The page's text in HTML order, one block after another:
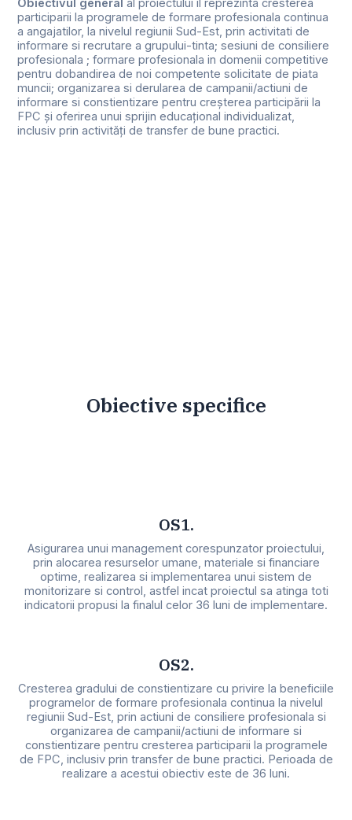
Obiectivul general al proiectului il reprezinta cresterea
participarii la programele de formare profesionala continua
a angajatilor, la nivelul regiunii Sud-Est, prin activitati de
informare si recrutare a grupului-tinta; sesiuni de consiliere
profesionala ; formare profesionala in domenii competitive
pentru dobandirea de noi competente solicitate de piata
muncii; organizarea si derularea de campanii/actiuni de
informare si constientizare pentru creșterea participării la
FPC și oferirea unui sprijin educațional individualizat,
inclusiv prin activități de transfer de bune practici.
Obiective specifice
OS1.
Asigurarea unui management corespunzator proiectului,
prin alocarea resurselor umane, materiale si financiare
optime, realizarea si implementarea unui sistem de
monitorizare si control, astfel incat proiectul sa atinga toti
indicatorii propusi la finalul celor 36 luni de implementare.
OS2.
Cresterea gradului de constientizare cu privire la beneficiile
programelor de formare profesionala continua la nivelul
regiunii Sud-Est, prin actiuni de consiliere profesionala si
organizarea de campanii/actiuni de informare si
constientizare pentru cresterea participarii la programele
de FPC, inclusiv prin transfer de bune practici. Perioada de
realizare a acestui obiectiv este de 36 luni.